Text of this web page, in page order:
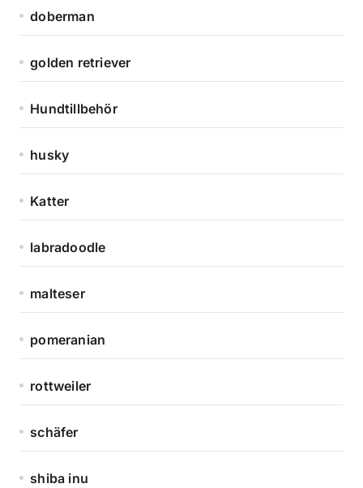
doberman
golden retriever
Hundtillbehör
husky
Katter
labradoodle
malteser
pomeranian
rottweiler
schäfer
shiba inu